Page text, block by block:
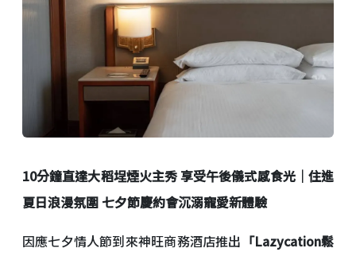
10分鐘直達大稻埕煙火主秀 享受午後儀式感食光｜ 住進
夏日浪漫氛圍 七夕節慶約會沉溺寵愛新體驗
因應七夕情人節到來神旺商務酒店推出 「Lazycation鬆